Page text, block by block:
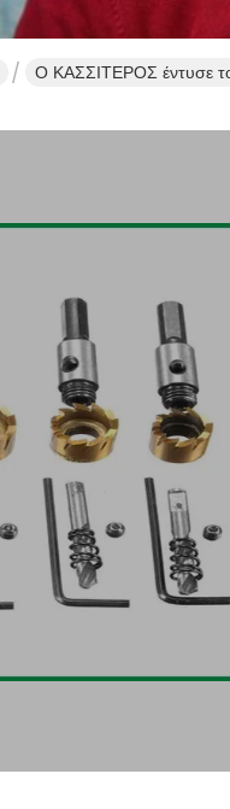
Ο ΚΑΣΣΙΤΕΡΟΣ έντυσε